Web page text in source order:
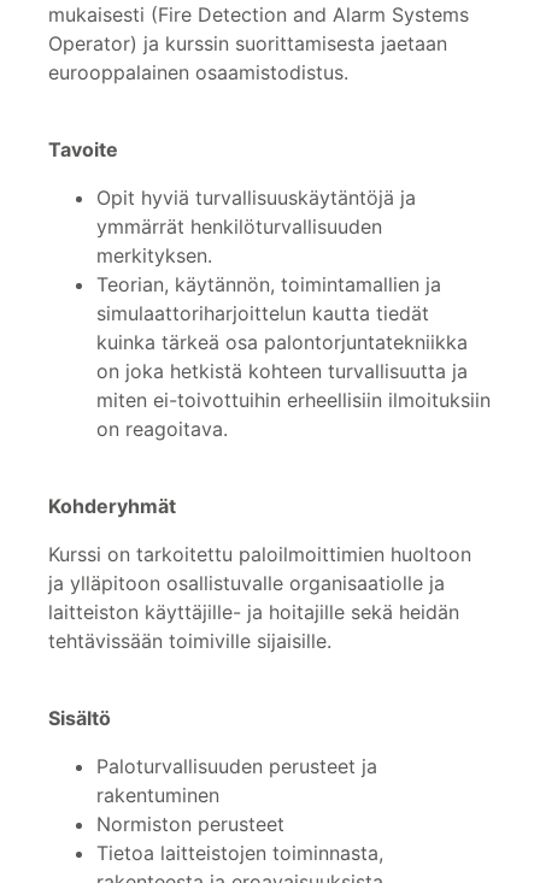
mukaisesti (Fire Detection and Alarm Systems
Operator) ja kurssin suorittamisesta jaetaan
eurooppalainen osaamistodistus.
Tavoite
Opit hyviä turvallisuuskäytäntöjä ja
ymmärrät henkilöturvallisuuden
merkityksen.
Teorian, käytännön, toimintamallien ja
simulaattoriharjoittelun kautta tiedät
kuinka tärkeä osa palontorjuntatekniikka
on joka hetkistä kohteen turvallisuutta ja
miten ei-toivottuihin erheellisiin ilmoituksiin
on reagoitava.
Kohderyhmät
Kurssi on tarkoitettu paloilmoittimien huoltoon
ja ylläpitoon osallistuvalle organisaatiolle ja
laitteiston käyttäjille- ja hoitajille sekä heidän
tehtävissään toimiville sijaisille.
Sisältö
Paloturvallisuuden perusteet ja
rakentuminen
Normiston perusteet
Tietoa laitteistojen toiminnasta,